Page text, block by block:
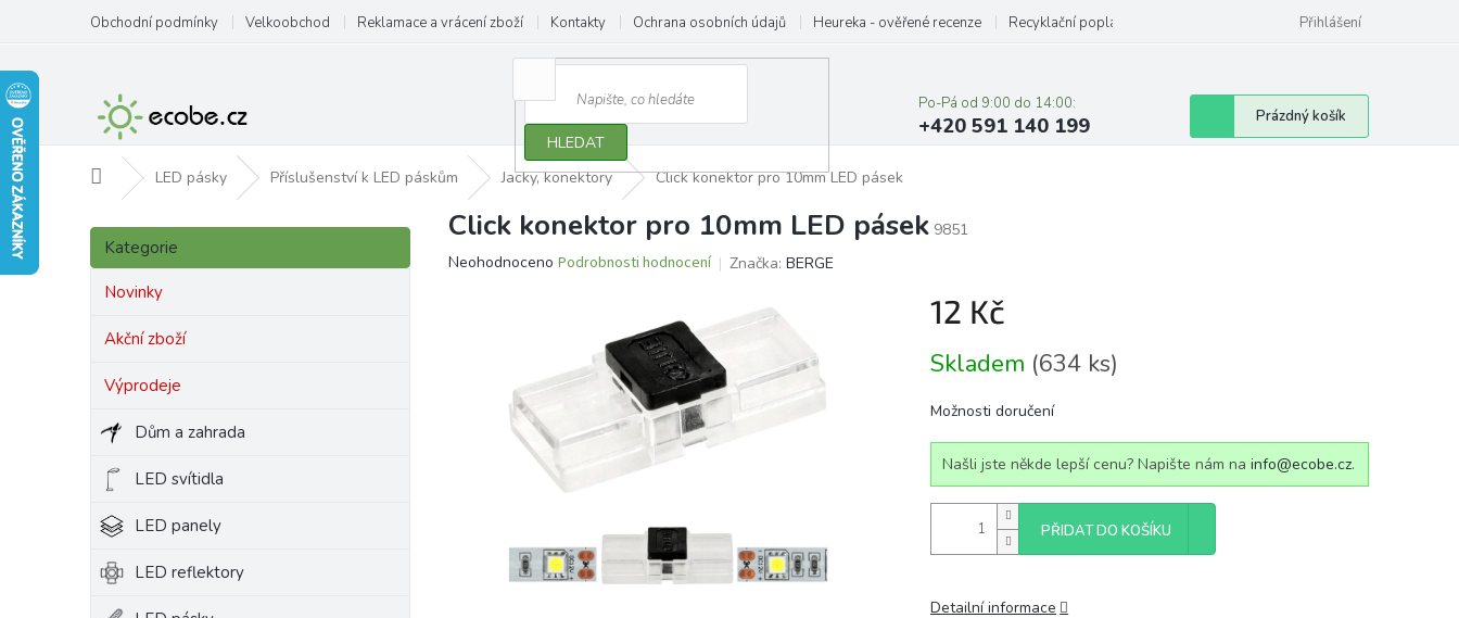
obsah
Obchodní podmínky Velkoobchod Reklamace a vrácení zboží Kontakty Ochrana osobních údajů Heureka - ověřené recenze Recyklační poplatky Přihlášení
HLEDAT
Po-Pá od 9:00 do 14:00:
+420 591 140 199
Nákupní
košík
Prázdný košík
Domů LED pásky Příslušenství k LED páskům Jacky, konektory Click konektor pro 10mm LED pásek
P
s
p
Přeskočit
kategorie
Kategorie
Novinky
Akční zboží
Výprodeje
Dům a zahrada
LED svítidla
LED panely
LED reflektory
Click konektor pro 10mm LED pásek 9851
Průměrné
hvězdiček.
Neohodnoceno Podrobnosti hodnocení Značka: BERGE
12 Kč
cena:
Skladem (634 ks)
Možnosti doručení
Našli jste někde lepší cenu? Napište nám na info@ecobe.cz.
PŘIDAT DO KOŠÍKU
Detailní informace